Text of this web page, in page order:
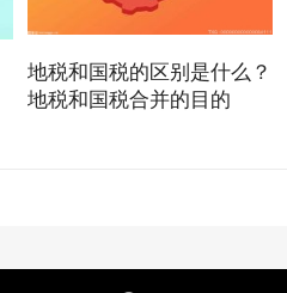
地税和国税的区别是什么？
地税和国税合并的目的